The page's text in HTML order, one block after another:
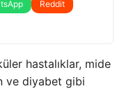
Reddit
hastalıklar, mide
ve diyabet gibi